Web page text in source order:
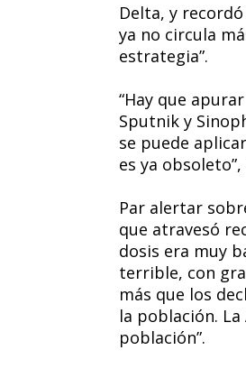
Delta, y
ya no circula
estrategia”.
“Hay que
Sputnik y
se puede
es ya
Par alertar
que atravesó
dosis era muy
terrible, con
más que los
la población.
población”.